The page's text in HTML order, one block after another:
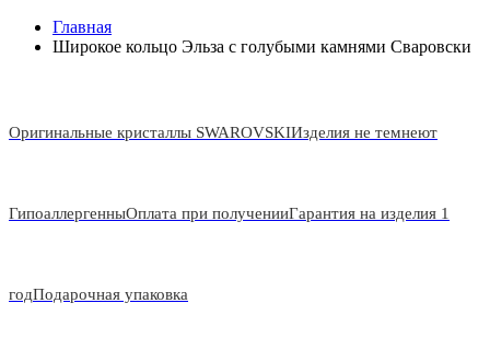
Главная
Широкое кольцо Эльза с голубыми камнями Сваровски
Оригинальные кристаллы SWAROVSKIИзделия не темнеют
ГипоаллергенныОплата при полученииГарантия на изделия 1
годПодарочная упаковка